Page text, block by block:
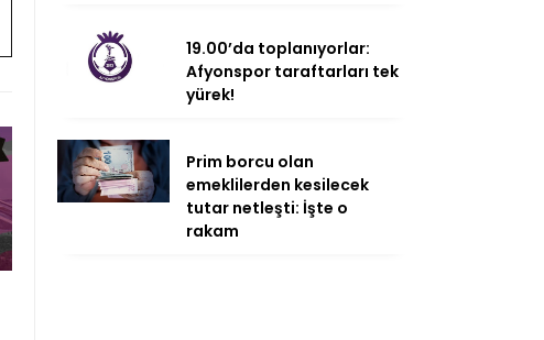
19.00’da toplanıyorlar:
Afyonspor taraftarları tek
yürek!
Prim borcu olan
emeklilerden kesilecek
tutar netleşti: İşte o
rakam